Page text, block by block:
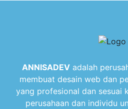
ANNISADEVadalah
membuat desain web dan
yang profesional dan sesuai
perusahaan dan individu